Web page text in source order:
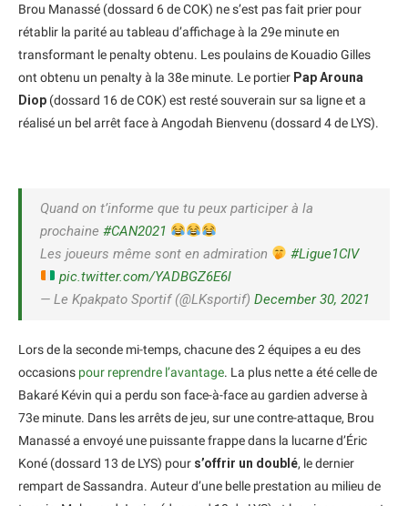
Brou Manassé (dossard 6 de COK) ne s’est pas fait prier pour
rétablir la parité au tableau d’affichage à la 29e minute en
transformant le penalty obtenu. Les poulains de Kouadio Gilles
ont obtenu un penalty à la 38e minute. Le portier Pap Arouna
Diop (dossard 16 de COK) est resté souverain sur sa ligne et a
réalisé un bel arrêt face à Angodah Bienvenu (dossard 4 de LYS).
Quand on t’informe que tu peux participer à la
prochaine #CAN2021
Les joueurs même sont en admiration
#Ligue1CIV
pic.twitter.com/YADBGZ6E6l
— Le Kpakpato Sportif (@LKsportif) December 30, 2021
Lors de la seconde mi-temps, chacune des 2 équipes a eu des
occasions pour reprendre l’avantage. La plus nette a été celle de
Bakaré Kévin qui a perdu son face-à-face au gardien adverse à
73e minute. Dans les arrêts de jeu, sur une contre-attaque, Brou
Manassé a envoyé une puissante frappe dans la lucarne d’Éric
Koné (dossard 13 de LYS) pour s’offrir un doublé, le dernier
rempart de Sassandra. Auteur d’une belle prestation au milieu de